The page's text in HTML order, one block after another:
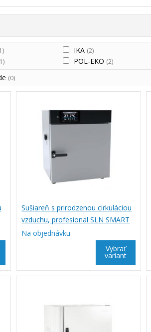
IKA (2)
POL-EKO (2)
(0)
Sušiareň s prirodzenou cirkuláciou
vzduchu, profesional SLN SMART
PRO
Na objednávku
Vybrať
variant